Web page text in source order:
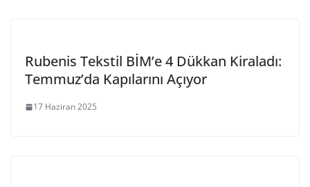
Rubenis Tekstil BİM’e 4 Dükkan Kiraladı:
Temmuz’da Kapılarını Açıyor
17 Haziran 2025